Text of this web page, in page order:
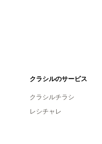
クラシルのサービス
クラシルチラシ
レシチャレ